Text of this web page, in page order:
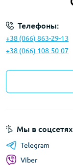
Телефоны:
+38 (066) 863-29-13
+38 (066) 108-50-07
Мы в соцсетях
Telegram
Viber